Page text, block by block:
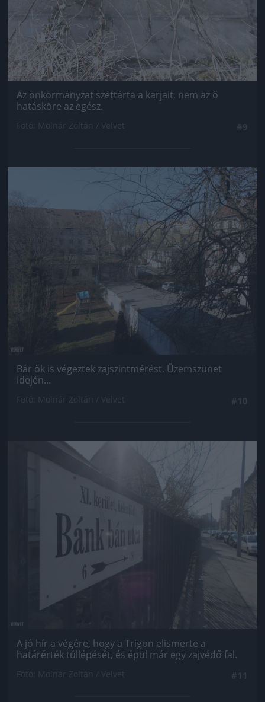
Az önkormányzat széttárta a karjait, nem az ő
hatásköre az egész.
Jön még kép!
Bár ők is végeztek zajszintmérést. Üzemszünet
idején...
Jön még kép!
A jó hír a végére, hogy a Trigon elismerte a
határérték túllépését, és épül már egy zajvédő fal.